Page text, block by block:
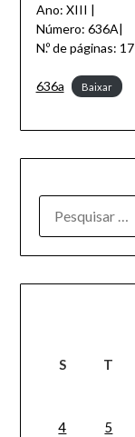
Ano: XIII |
Número: 636A|
N.º de páginas: 17
636a Baixar
S T
4 5